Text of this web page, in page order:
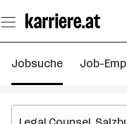
Seiteninhalt
springen
Jobsuche Job-